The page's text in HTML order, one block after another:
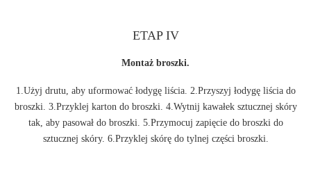
ETAP IV
Montaż broszki.
1.Użyj drutu, aby uformować łodygę liścia. 2.Przyszyj łodygę liścia do
broszki. 3.Przyklej karton do broszki. 4.Wytnij kawałek sztucznej skóry
tak, aby pasował do broszki. 5.Przymocuj zapięcie do broszki do
sztucznej skóry. 6.Przyklej skórę do tylnej części broszki.